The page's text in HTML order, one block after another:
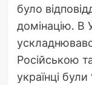
було
домінацію. В
Російською
українці